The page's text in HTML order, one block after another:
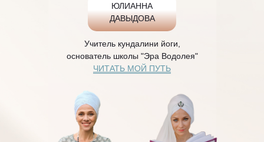
ЮЛИАННА
ДАВЫДОВА
Учитель кундалини йоги,
основатель школы "Эра Водолея"
ЧИТАТЬ МОЙ ПУТЬ